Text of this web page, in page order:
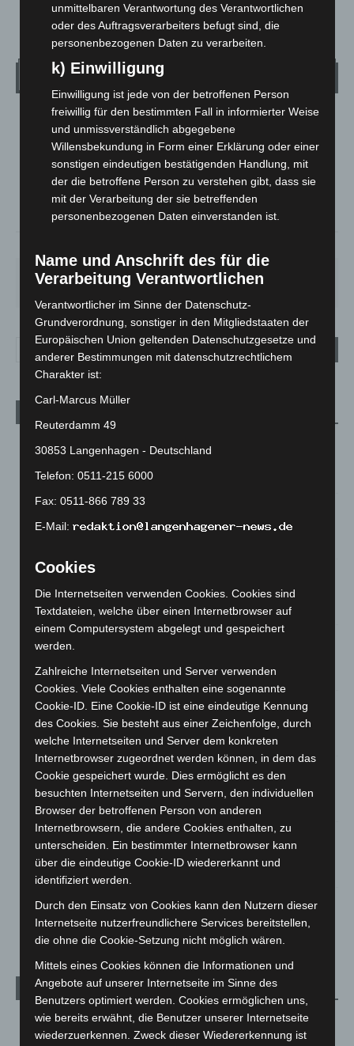
Wetter
LANGENHAGEN
Bedeckt
30.9 ° 32.2°
29.9
SO.
33°
MO.
27°
DI.
23°
MI.
27°
Werke im Jacques’ Wein-Depot Isernhagen
8. August 2026
A2: Zweite Turbobaustelle startet zwischen Hannover-West
und Bothfeld
Niedersachsen: Feuerwehrkräfte kehren nach
Waldbrandeinsatz aus Spanien zurück
7. August 2026
Hannover: Erste Tigermücken-Population in Niedersachsen
7. August 2026
Brand im „Haus der Begegnung“ in Neuwarmbüchen schnell
eingedämmt
6. August 2026
Region Hannover: 21 neue Notfallsanitäter starten beim
Roten Kreuz
5. August 2026
Mann läuft mit Hockeyschläger über A7 – Polizei sucht
Zeugen
Celle: Mensch stirbt bei Bagger-Unfall auf Baustelle
5. August 2026
Kategorien
Blaulicht
2.799
unmittelbaren Verantwortung des Verantwortlichen
oder des Auftragsverarbeiters befugt sind, die
personenbezogenen Daten zu verarbeiten.
k) Einwilligung
Einwilligung ist jede von der betroffenen Person
freiwillig für den bestimmten Fall in informierter Weise
und unmissverständlich abgegebene
Willensbekundung in Form einer Erklärung oder einer
sonstigen eindeutigen bestätigenden Handlung, mit
der die betroffene Person zu verstehen gibt, dass sie
mit der Verarbeitung der sie betreffenden
personenbezogenen Daten einverstanden ist.
Name und Anschrift des für die
Verarbeitung Verantwortlichen
Verantwortlicher im Sinne der Datenschutz-
Grundverordnung, sonstiger in den Mitgliedstaaten der
Europäischen Union geltenden Datenschutzgesetze und
anderer Bestimmungen mit datenschutzrechtlichem
Charakter ist:
Carl-Marcus Müller
Reuterdamm 49
30853 Langenhagen - Deutschland
Telefon: 0511-215 6000
Fax: 0511-866 789 33
E-Mail:
Cookies
Die Internetseiten verwenden Cookies. Cookies sind
Textdateien, welche über einen Internetbrowser auf
einem Computersystem abgelegt und gespeichert
werden.
Zahlreiche Internetseiten und Server verwenden
Cookies. Viele Cookies enthalten eine sogenannte
Cookie-ID. Eine Cookie-ID ist eine eindeutige Kennung
des Cookies. Sie besteht aus einer Zeichenfolge, durch
welche Internetseiten und Server dem konkreten
Internetbrowser zugeordnet werden können, in dem das
Cookie gespeichert wurde. Dies ermöglicht es den
besuchten Internetseiten und Servern, den individuellen
Browser der betroffenen Person von anderen
Internetbrowsern, die andere Cookies enthalten, zu
unterscheiden. Ein bestimmter Internetbrowser kann
über die eindeutige Cookie-ID wiedererkannt und
identifiziert werden.
Durch den Einsatz von Cookies kann den Nutzern dieser
Internetseite nutzerfreundlichere Services bereitstellen,
die ohne die Cookie-Setzung nicht möglich wären.
Mittels eines Cookies können die Informationen und
Angebote auf unserer Internetseite im Sinne des
Benutzers optimiert werden. Cookies ermöglichen uns,
wie bereits erwähnt, die Benutzer unserer Internetseite
wiederzuerkennen. Zweck dieser Wiedererkennung ist